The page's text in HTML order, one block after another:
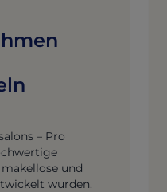
– Pro
und
wurden.